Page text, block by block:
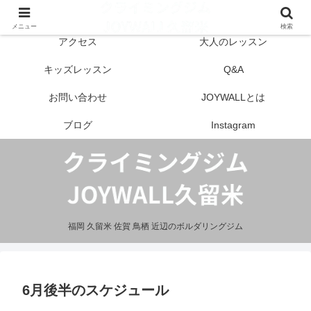
福岡 久留米 佐賀 鳥栖 近辺のボルダリングジム
アクセス 大人のレッスン
キッズレッスン Q&A
お問い合わせ JOYWALLとは
ブログ Instagram
6月後半のスケジュール
メニュー 検索